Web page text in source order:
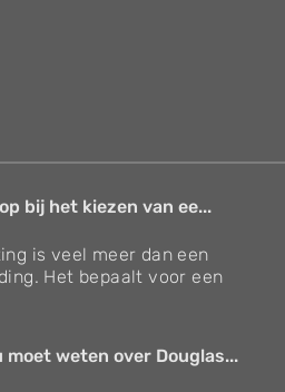
bij het kiezen van ee...
is veel meer dan een
Het bepaalt voor een
moet weten over Douglas...